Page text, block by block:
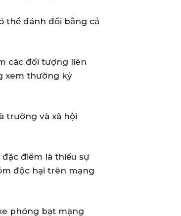
thể đánh đổi bằng cả
các đối tượng liên
xem thường kỷ
trường và xã hội
điểm là thiếu sự
độc hại trên mạng
phóng bạt mạng